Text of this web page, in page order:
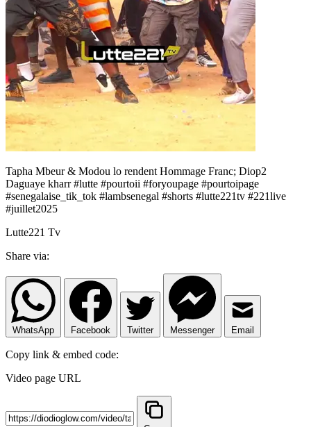
Tapha Mbeur & Modou lo rendent Hommage Franc; Diop2
Daguaye kharr #lutte #pourtoii #foryoupage #pourtoipage
#senegalaise_tik_tok #lambsenegal #shorts #lutte221tv #221live
#juillet2025
Lutte221 Tv
Share via:
WhatsApp Facebook Twitter Messenger Email
Copy link & embed code:
Video page URL